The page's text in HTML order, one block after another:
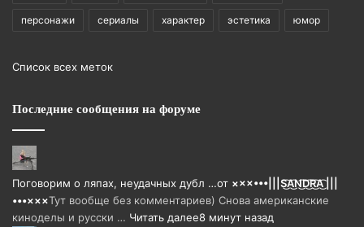
персонажи сериалы характер эстетика юмор
Список всех меток
Последние сообщения на форуме
Поговорим о ляпах, неудачных дубл …от ×××•••|||S͜͡A͜͡N͜͡D͜͡R͜͡A͜͡ |||
•••×××Тут вообще без комментариев) Снова американские
киноделы и русски … Читать далее8 минут назад